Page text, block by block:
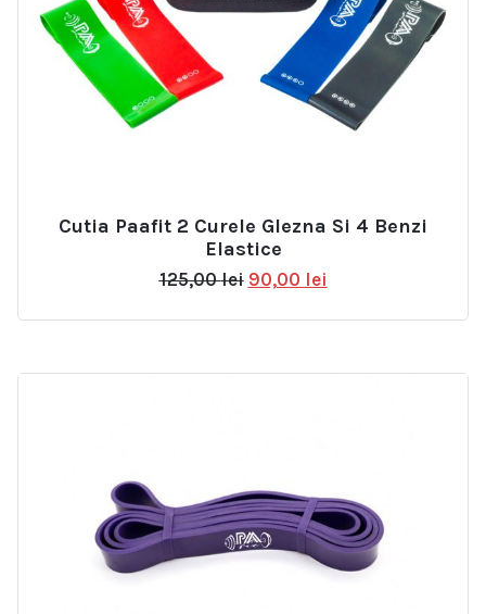
Cutia Paafit 2 Curele Glezna Si 4 Benzi
Elastice
125,00lei Prețul
a
90,00 lei
este: